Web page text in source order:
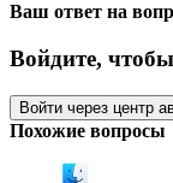
Ваш ответ на
Войдите,
Войти через центр
Похожие вопросы